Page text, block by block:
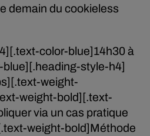
demain du cookieless
color-blue]14h30 à
style-h4]
weight-
weight-bold][.text-
via un cas pratique
weight-bold]Méthode